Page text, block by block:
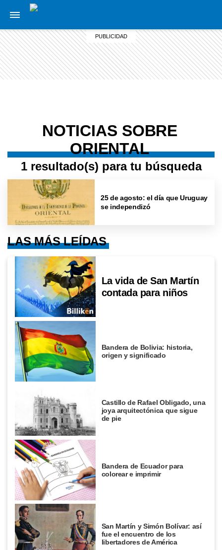
NOTICIAS SOBRE
ORIENTAL
1 resultado(s) para tu búsqueda
25 de agosto: el día que Uruguay
se independizó
LAS MÁS LEÍDAS
La vida de San Martín
contada para niños
Bandera de Bolivia: historia,
origen y significado
Castillo de Rafael Obligado, una
joya arquitectónica que sigue
de pie
Bandera de Ecuador para
colorear e imprimir
San Martín y Simón Bolívar: así
fue el encuentro de los
libertadores de América